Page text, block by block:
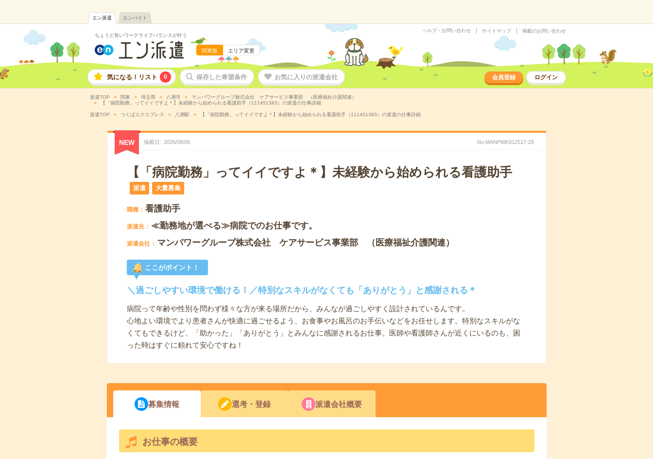
エン派遣 エンバイト
ちょうど良いワークライフバランスが叶う
関東版 エリア変更
ヘルプ・お問い合わせ サイトマップ 掲載のお問い合わせ
気になる！リスト 0 保存した希望条件 お気に入りの派遣会社 会員登録 ログイン
派遣TOP 関東 埼玉県 八潮市
マンパワーグループ株式会社 ケアサービス事業部 （医療福祉介護関連）
【「病院勤務」ってイイですよ＊】未経験から始められる看護助手（111451393）の派遣の仕事詳細
派遣TOP つくばエクスプレス 八潮駅 【「病院勤務」ってイイですよ＊】未経験から始められる看護助手（111451393）の派遣の仕事詳細
NEW 掲載日 2026/08/06 No.MANPWK912517-26
【「病院勤務」ってイイですよ＊】未経験から始められる看護助手
派遣 大量募集
職種 看護助手
派遣先 ≪勤務地が選べる≫病院でのお仕事です。
派遣会社 マンパワーグループ株式会社 ケアサービス事業部 （医療福祉介護関連）
ここがポイント！
＼過ごしやすい環境で働ける！／特別なスキルがなくても「ありがとう」と感謝される＊
病院って年齢や性別を問わず様々な方が来る場所だから、みんなが過ごしやすく設計されているんです。
心地よい環境でより患者さんが快適に過ごせるよう、お食事やお風呂のお手伝いなどをお任せします。特別なスキルがな
くてもできるけど、「助かった」「ありがとう」とみんなに感謝されるお仕事。医師や看護師さんが近くにいるのも、困
った時はすぐに頼れて安心ですね！
募集情報 選考・登録 派遣会社概要
お仕事の概要